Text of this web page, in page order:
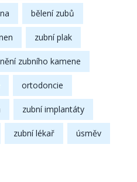
bělení zubů
zubní plak
zubního kamene
ortodoncie
zubní implantáty
zubní lékař úsměv